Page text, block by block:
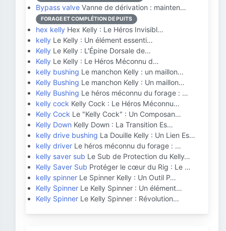
Bypass valve Vanne de dérivation : mainten…
FORAGE ET COMPLÉTION DE PUITS
hex kelly Hex Kelly : Le Héros Invisibl…
kelly Le Kelly : Un élément essenti…
Kelly Le Kelly : L'Épine Dorsale de…
Kelly Le Kelly : Le Héros Méconnu d…
kelly bushing Le manchon Kelly : un maillon…
Kelly Bushing Le manchon Kelly : Un maillon…
Kelly Bushing Le héros méconnu du forage : …
kelly cock Kelly Cock : Le Héros Méconnu…
Kelly Cock Le "Kelly Cock" : Un Composan…
Kelly Down Kelly Down : La Transition Es…
kelly drive bushing La Douille Kelly : Un Lien Es…
kelly driver Le héros méconnu du forage : …
kelly saver sub Le Sub de Protection du Kelly…
Kelly Saver Sub Protéger le cœur du Rig : Le …
kelly spinner Le Spinner Kelly : Un Outil P…
Kelly Spinner Le Kelly Spinner : Un élément…
Kelly Spinner Le Kelly Spinner : Révolution…